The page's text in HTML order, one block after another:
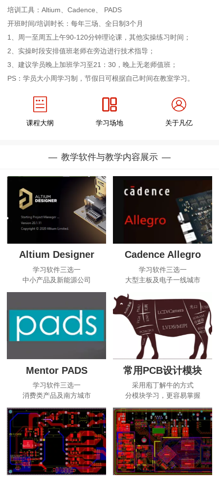
培训工具：Altium、Cadence、 PADS
开班时间/培训时长：每年三场、全日制3个月
1、周一至周五上午90-120分钟理论课，其他实操练习时间；
2、实操时段安排值班老师在旁边进行技术指导；
3、建议学员晚上加班学习至21：30，晚上无老师值班；
PS：学员大小周学习制，节假日可根据自己时间在教室学习。
课程大纲 学习场地 关于凡亿
教学软件与教学内容展示
Altium Designer
学习软件三选一
中小产品及新能源公司
Cadence Allegro
学习软件三选一
大型主板及电子一线城市
Mentor PADS
学习软件三选一
消费类产品及南方城市
常用PCB设计模块
采用庖丁解牛的方式
分模块学习，更容易掌握